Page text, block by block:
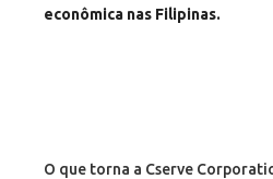
econômica nas Filipinas.
O que torna a Cserve